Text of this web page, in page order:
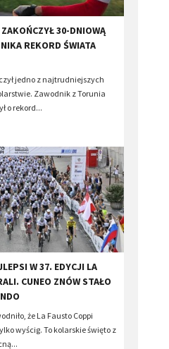
30-DNIOWĄ
REKORD ŚWIATA
jedno z najtrudniejszych
Zawodnik z Torunia
o rekord...
W 37. EDYCJI LA
CUNEO ZNÓW STAŁO
że La Fausto Coppi
wyścig. To kolarskie święto z